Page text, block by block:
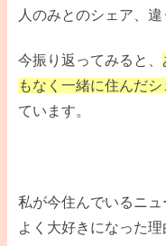
人のみとのシェア、
今振り返ってみると、
もなく一緒に住んだ
ています。
私が今住んでいるニ
よく大好きになった